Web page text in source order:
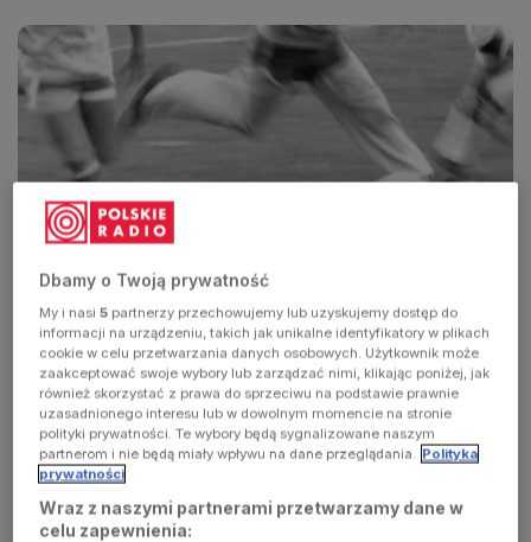
Sport - Młoda generacja
Dbamy o Twoją prywatność
My i nasi5 partnerzy przechowujemy lub uzyskujemy dostęp do
informacji na urządzeniu, takich jak unikalne identyfikatory w plikach
cookie w celu przetwarzania danych osobowych. Użytkownik może
zaakceptować swoje wybory lub zarządzać nimi, klikając poniżej, jak
również skorzystać z prawa do sprzeciwu na podstawie prawnie
uzasadnionego interesu lub w dowolnym momencie na stronie
polityki prywatności. Te wybory będą sygnalizowane naszym
partnerom i nie będą miały wpływu na dane przeglądania. Polityka
prywatności
Wraz z naszymi partnerami przetwarzamy dane w
celu zapewnienia: